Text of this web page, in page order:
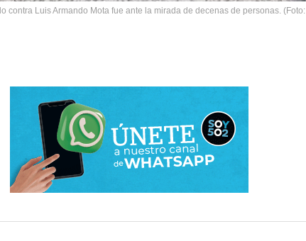
contra Luis Armando Mota fue ante la mirada de decenas de personas. (Foto: